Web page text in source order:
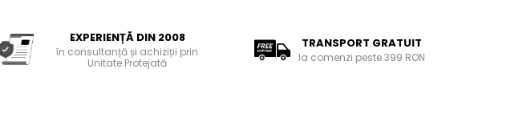
EXPERIENȚĂ DIN 2008
în consultanță și achiziții prin
Unitate Protejată
TRANSPORT GRATUIT
la comenzi peste 399 RON